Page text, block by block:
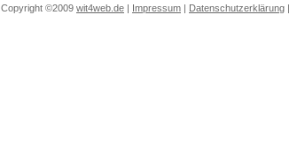
Copyright ©2009 wit4web.de | Impressum | Datenschutzerklärung |